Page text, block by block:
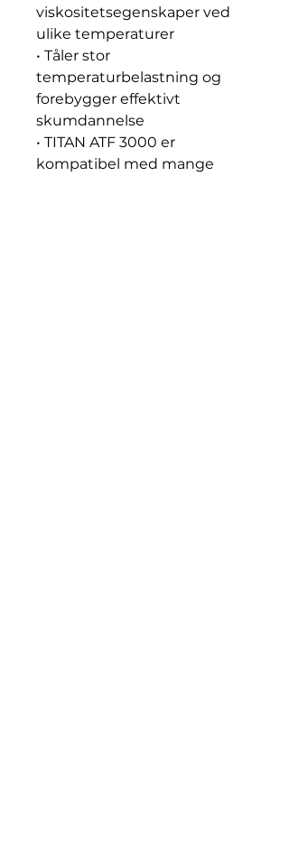
viskositetsegenskaper ved
ulike temperaturer
• Tåler stor
temperaturbelastning og
forebygger effektivt
skumdannelse
• TITAN ATF 3000 er
kompatibel med mange